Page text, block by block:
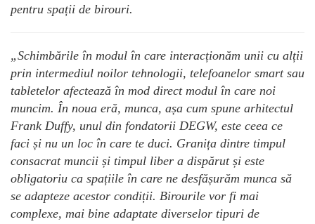
pentru spații de birouri.
„Schimbările în modul în care interacționăm unii cu alții
prin intermediul noilor tehnologii, telefoanelor smart sau
tabletelor afectează în mod direct modul în care noi
muncim. În noua eră, munca, așa cum spune arhitectul
Frank Duffy, unul din fondatorii DEGW, este ceea ce
faci și nu un loc în care te duci. Granița dintre timpul
consacrat muncii și timpul liber a dispărut și este
obligatoriu ca spațiile în care ne desfășurăm munca să
se adapteze acestor condiții. Birourile vor fi mai
complexe, mai bine adaptate diverselor tipuri de